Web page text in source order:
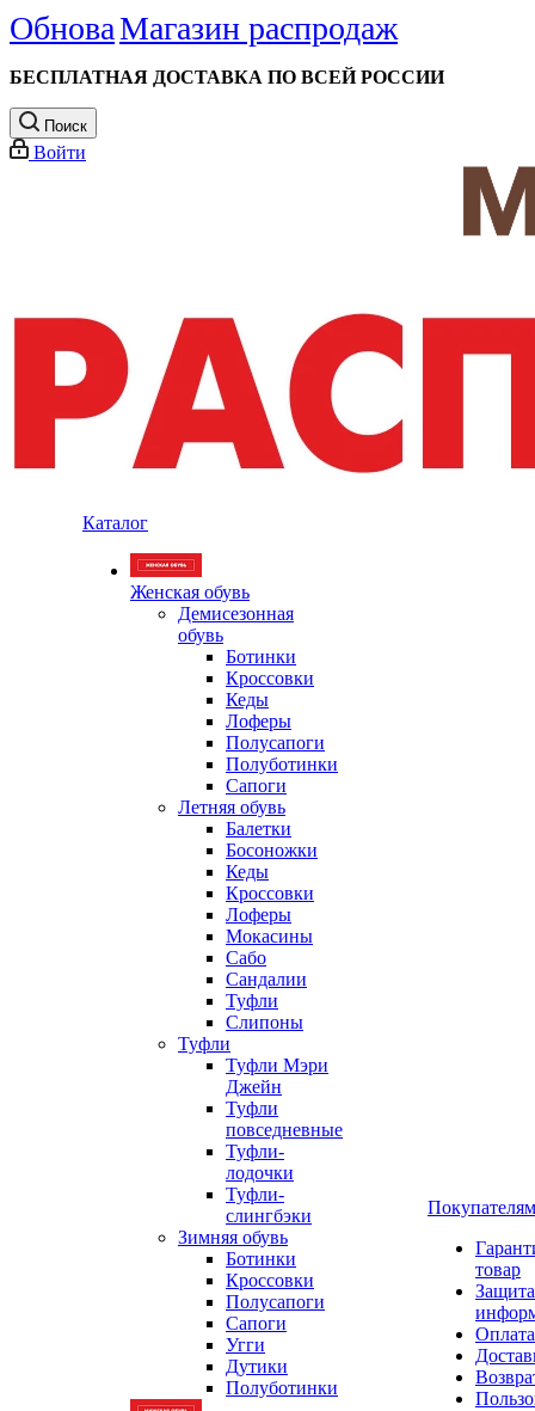
ОбноваМагазин распродаж
БЕСПЛАТНАЯ ДОСТАВКА ПО ВСЕЙ РОССИИ
Поиск
Войти
Каталог
Женская обувь
Демисезонная
обувь
Ботинки
Кроссовки
Кеды
Лоферы
Полусапоги
Полуботинки
Сапоги
Летняя обувь
Балетки
Босоножки
Кеды
Кроссовки
Лоферы
Мокасины
Сабо
Сандалии
Туфли
Слипоны
Туфли
Туфли Мэри
Джейн
Туфли
повседневные
Туфли-
лодочки
Туфли-
слингбэки
Зимняя обувь
Ботинки
Кроссовки
Полусапоги
Сапоги
Угги
Дутики
Полуботинки
Покупателям
товар
Защита
Оплата